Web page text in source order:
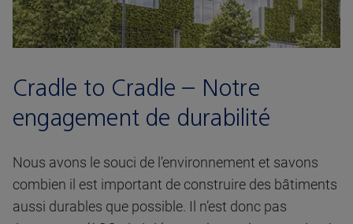
Cradle to Cradle – Notre
engagement de durabilité
Nous avons le souci de l’environnement et savons
combien il est important de construire des bâtiments
aussi durables que possible. Il n’est donc pas